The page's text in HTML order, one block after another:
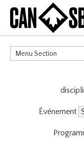
Menu Section
Événement